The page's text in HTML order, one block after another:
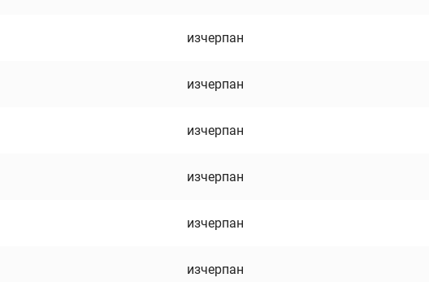
изчерпан
изчерпан
изчерпан
изчерпан
изчерпан
изчерпан